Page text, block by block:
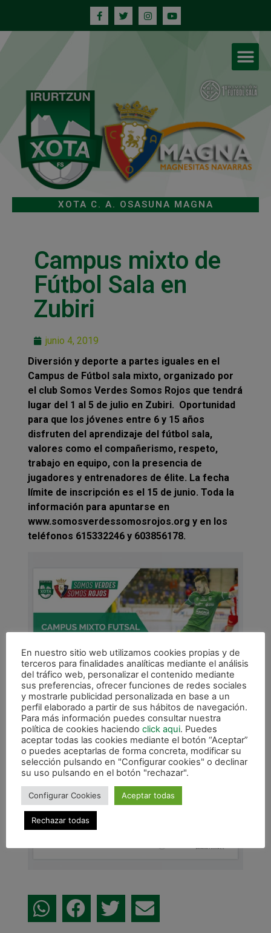
XOTA C. A. OSASUNA MAGNA
Campus mixto de
Fútbol Sala en
Zubiri
junio 4, 2019
Diversión y deporte a partes iguales en el
Campus de Fútbol sala mixto, organizado por
el club Somos Verdes Somos Rojos que tendrá
lugar del 1 al 5 de julio en Zubiri. Oportunidad
para que los jóvenes entre 6 y 15 años
disfruten del aprendizaje del fútbol sala,
valores como el compañerismo, respeto,
trabajo en equipo, con la presencia de
jugadores y entrenadores de élite. La fecha
límite de inscripción es el 15 de junio. Toda la
información para apuntarse en
www.somosverdessomosrojos.org y en los
teléfonos 615332246 y 603856178.
En nuestro sitio web utilizamos cookies propias y de
terceros para finalidades analíticas mediante el análisis
del tráfico web, personalizar el contenido mediante
sus preferencias, ofrecer funciones de redes sociales
y mostrarle publicidad personalizada en base a un
perfil elaborado a partir de sus hábitos de navegación.
Para más información puedes consultar nuestra
política de cookies haciendo click aqui. Puedes
aceptar todas las cookies mediante el botón “Aceptar”
o puedes aceptarlas de forma concreta, modificar su
selección pulsando en "Configurar cookies" o declinar
su uso pulsando en el botón "rechazar".
Configurar Cookies Aceptar todas
Rechazar todas